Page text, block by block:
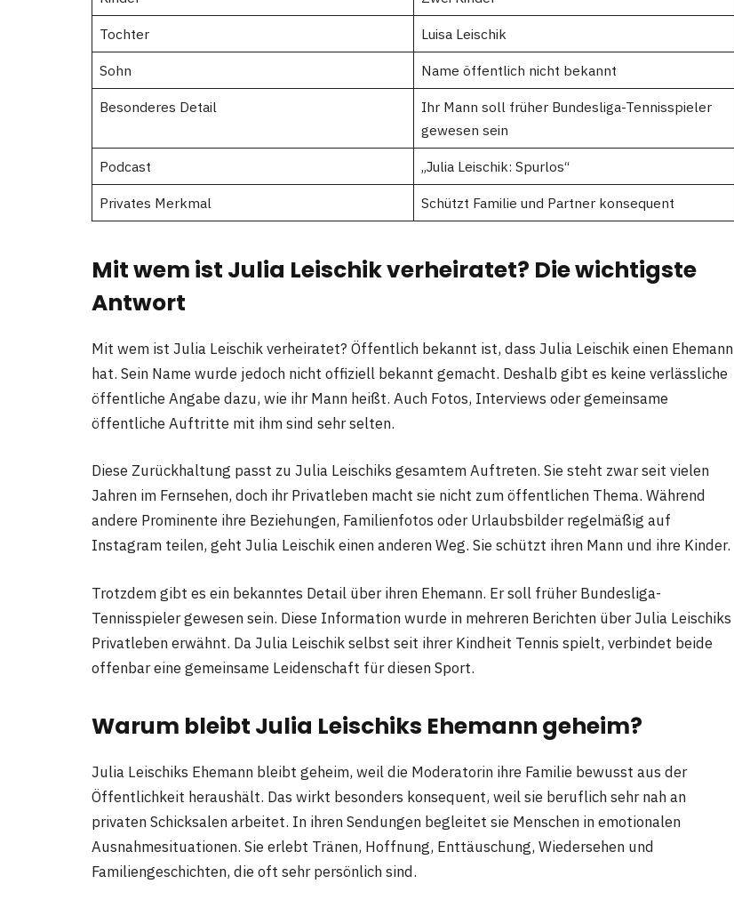
Tochter Luisa Leischik
Sohn Name öffentlich nicht bekannt
Besonderes Detail
Ihr Mann soll früher Bundesliga-Tennisspieler
gewesen sein
Podcast „Julia Leischik: Spurlos“
Privates Merkmal Schützt Familie und Partner konsequent
Mit wem ist Julia Leischik verheiratet? Die wichtigste
Antwort
Mit wem ist Julia Leischik verheiratet? Öffentlich bekannt ist, dass Julia Leischik einen Ehemann
hat. Sein Name wurde jedoch nicht offiziell bekannt gemacht. Deshalb gibt es keine verlässliche
öffentliche Angabe dazu, wie ihr Mann heißt. Auch Fotos, Interviews oder gemeinsame
öffentliche Auftritte mit ihm sind sehr selten.
Diese Zurückhaltung passt zu Julia Leischiks gesamtem Auftreten. Sie steht zwar seit vielen
Jahren im Fernsehen, doch ihr Privatleben macht sie nicht zum öffentlichen Thema. Während
andere Prominente ihre Beziehungen, Familienfotos oder Urlaubsbilder regelmäßig auf
Instagram teilen, geht Julia Leischik einen anderen Weg. Sie schützt ihren Mann und ihre Kinder.
Trotzdem gibt es ein bekanntes Detail über ihren Ehemann. Er soll früher Bundesliga-
Tennisspieler gewesen sein. Diese Information wurde in mehreren Berichten über Julia Leischiks
Privatleben erwähnt. Da Julia Leischik selbst seit ihrer Kindheit Tennis spielt, verbindet beide
offenbar eine gemeinsame Leidenschaft für diesen Sport.
Warum bleibt Julia Leischiks Ehemann geheim?
Julia Leischiks Ehemann bleibt geheim, weil die Moderatorin ihre Familie bewusst aus der
Öffentlichkeit heraushält. Das wirkt besonders konsequent, weil sie beruflich sehr nah an
privaten Schicksalen arbeitet. In ihren Sendungen begleitet sie Menschen in emotionalen
Ausnahmesituationen. Sie erlebt Tränen, Hoffnung, Enttäuschung, Wiedersehen und
Familiengeschichten, die oft sehr persönlich sind.